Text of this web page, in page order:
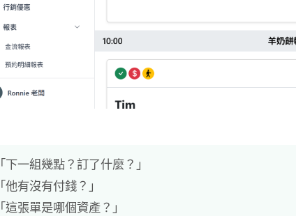
「下一組幾點？訂了什麼？」
「他有沒有付錢？」
「這張單是哪個資產？」